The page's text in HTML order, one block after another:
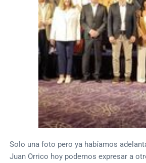
Solo una foto pero ya habíamos
Juan Orrico hoy podemos expresar a